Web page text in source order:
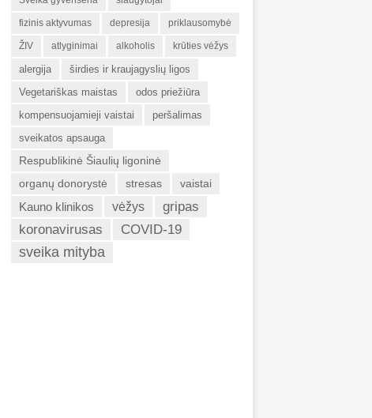
fizinis aktyvumas depresija priklausomybė
ŽIV atlyginimai alkoholis krūties vėžys
alergija
širdies ir kraujagyslių ligos
Vegetariškas maistas
odos priežiūra
kompensuojamieji vaistai
peršalimas
sveikatos apsauga
Respublikinė Šiaulių ligoninė
organų donorystė
stresas vaistai
Kauno klinikos vėžys
gripas
koronavirusas
COVID-19
sveika mityba